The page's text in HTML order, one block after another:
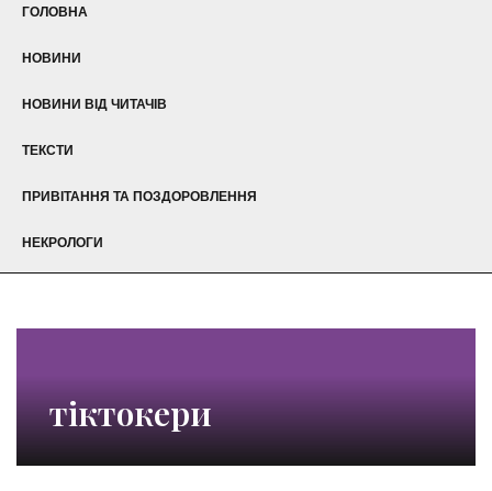
ГОЛОВНА
НОВИНИ
НОВИНИ ВІД ЧИТАЧІВ
ТЕКСТИ
ПРИВІТАННЯ ТА ПОЗДОРОВЛЕННЯ
НЕКРОЛОГИ
тіктокери